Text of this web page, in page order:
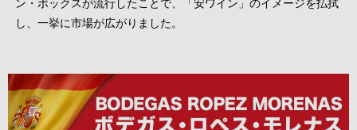
ン・ボックスが流行したことで、「安ワイン」のイメージを払拭
し、一挙に市場が広がりました。